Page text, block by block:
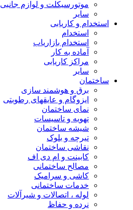
موتورسیکلت و لوازم جانبی
سایر
استخدام و کاریابی
استخدام
استخدام بازاریاب
آماده به کار
مراکز کاریابی
سایر
ساختمان
برق و هوشمند سازی
ایزوگام و عایقهای رطوبتی
نمای ساختمان
تهویه و تاسیسات
شیشه ساختمان
تیرچه و بلوک
نقاشی ساختمان
کابینت و ام دی اف
مصالح ساختمانی
کاشی و سرامیک
خدمات ساختمانی
لوله ، اتصالات و شیرآلات
نرده و حفاظ